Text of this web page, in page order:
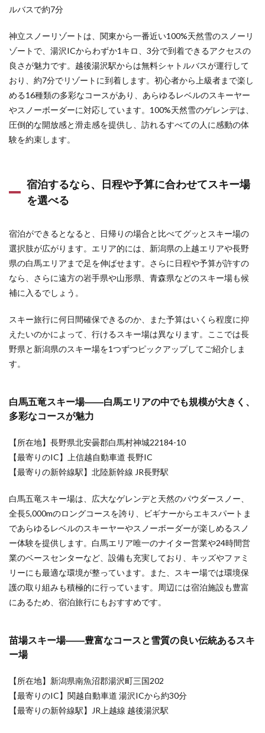
ルバスで約7分
神立スノーリゾートは、関東から一番近い100%天然雪のスノーリ
ゾートで、湯沢ICからわずか1キロ、3分で到着できるアクセスの
良さが魅力です。越後湯沢駅からは無料シャトルバスが運行して
おり、約7分でリゾートに到着します。初心者から上級者まで楽し
める16種類の多彩なコースがあり、あらゆるレベルのスキーヤー
やスノーボーダーに対応しています。100%天然雪のゲレンデは、
圧倒的な開放感と滑走感を提供し、訪れるすべての人に感動の体
験を約束します。
宿泊するなら、日程や予算に合わせてスキー場
を選べる
宿泊ができるとなると、日帰りの場合と比べてグッとスキー場の
選択肢が広がります。エリア的には、新潟県の上越エリアや長野
県の白馬エリアまで足を伸ばせます。さらに日程や予算が許すの
なら、さらに遠方の岩手県や山形県、青森県などのスキー場も候
補に入るでしょう。
スキー旅行に何日間確保できるのか、また予算はいくら程度に抑
えたいのかによって、行けるスキー場は異なります。ここでは長
野県と新潟県のスキー場を1つずつピックアップしてご紹介しま
す。
白馬五竜スキー場――白馬エリアの中でも規模が大きく、
多彩なコースが魅力
【所在地】長野県北安曇郡白馬村神城22184-10
【最寄りのIC】上信越自動車道 長野IC
【最寄りの新幹線駅】北陸新幹線 JR長野駅
白馬五竜スキー場は、広大なゲレンデと天然のパウダースノー、
全長5,000mのロングコースを誇り、ビギナーからエキスパートま
であらゆるレベルのスキーヤーやスノーボーダーが楽しめるスノ
ー体験を提供します。白馬エリア唯一のナイター営業や24時間営
業のベースセンターなど、設備も充実しており、キッズやファミ
リーにも最適な環境が整っています。また、スキー場では環境保
護の取り組みも積極的に行っています。周辺には宿泊施設も豊富
にあるため、宿泊旅行にもおすすめです。
苗場スキー場――豊富なコースと雪質の良い伝統あるスキ
ー場
【所在地】新潟県南魚沼郡湯沢町三国202
【最寄りのIC】関越自動車道 湯沢ICから約30分
【最寄りの新幹線駅】JR上越線 越後湯沢駅